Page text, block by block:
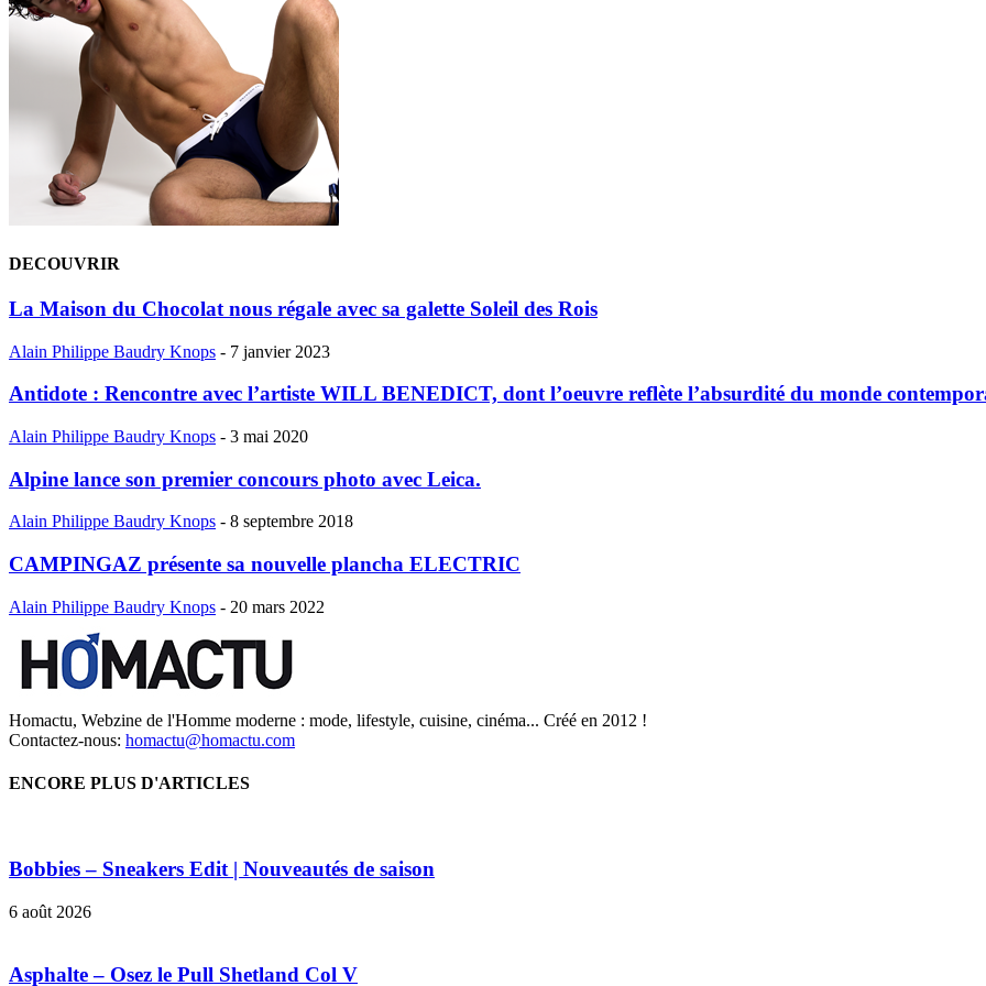
DECOUVRIR
La Maison du Chocolat nous régale avec sa galette Soleil des Rois
Alain Philippe Baudry Knops - 7 janvier 2023
Antidote : Rencontre avec l’artiste WILL BENEDICT, dont l’oeuvre reflète l’absurdité du monde
Alain Philippe Baudry Knops - 3 mai 2020
Alpine lance son premier concours photo avec Leica.
Alain Philippe Baudry Knops - 8 septembre 2018
CAMPINGAZ présente sa nouvelle plancha ELECTRIC
Alain Philippe Baudry Knops - 20 mars 2022
Homactu, Webzine de l'Homme moderne : mode, lifestyle, cuisine, cinéma... Créé en 2012 !
Contactez-nous: homactu@homactu.com
ENCORE PLUS D'ARTICLES
Bobbies – Sneakers Edit | Nouveautés de saison
6 août 2026
Asphalte – Osez le Pull Shetland Col V